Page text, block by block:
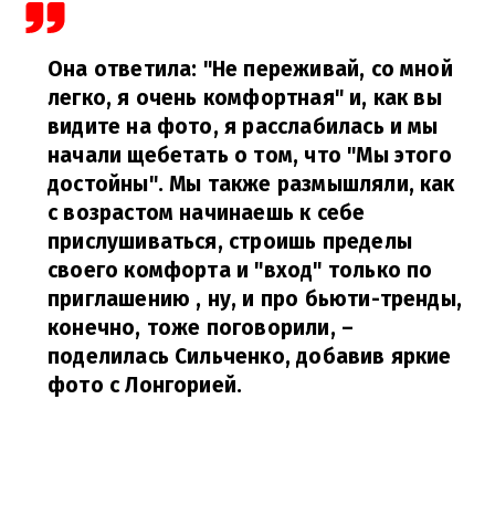
Она ответила: "Не переживай, со мной
легко, я очень комфортная" и, как вы
видите на фото, я расслабилась и мы
начали щебетать о том, что "Мы этого
достойны". Мы также размышляли, как
с возрастом начинаешь к себе
прислушиваться, строишь пределы
своего комфорта и "вход" только по
приглашению , ну, и про бьюти-тренды,
конечно, тоже поговорили, –
поделилась Сильченко, добавив яркие
фото с Лонгорией.